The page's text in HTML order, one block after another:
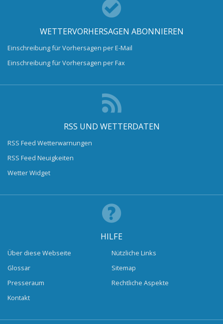
WETTERVORHERSAGEN ABONNIEREN
Einschreibung für Vorhersagen per E-Mail
Einschreibung für Vorhersagen per Fax
RSS UND WETTERDATEN
RSS Feed Wetterwarnungen
RSS Feed Neuigkeiten
Wetter Widget
HILFE
Über diese Webseite
Glossar
Presseraum
Kontakt
Nützliche Links
Sitemap
Rechtliche Aspekte